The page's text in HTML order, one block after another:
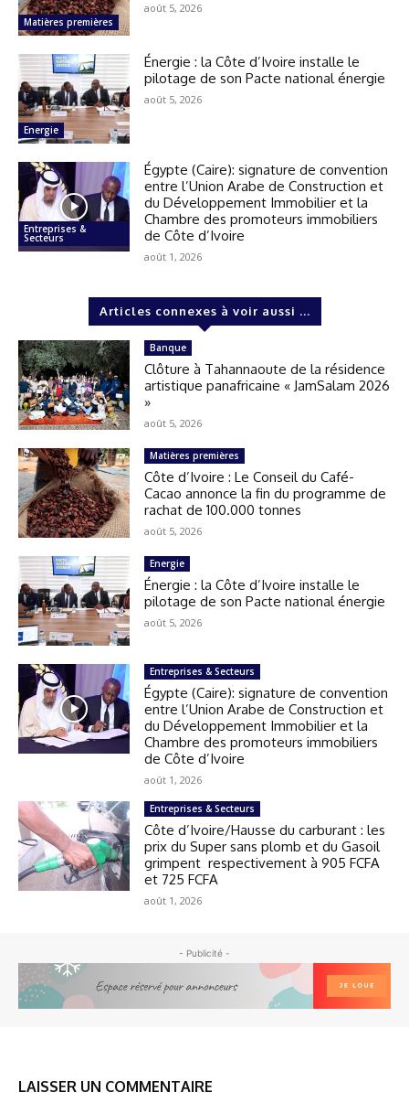
Matières premières
août 5, 2026
Energie
Énergie : la Côte d’Ivoire installe le
pilotage de son Pacte national énergie
août 5, 2026
Entreprises &
Secteurs
Égypte (Caire): signature de convention
entre l’Union Arabe de Construction et
du Développement Immobilier et la
Chambre des promoteurs immobiliers
de Côte d’Ivoire
août 1, 2026
Articles connexes à voir aussi ...
Banque
Clôture à Tahannaoute de la résidence
artistique panafricaine « JamSalam 2026
»
août 5, 2026
Matières premières
Côte d’Ivoire : Le Conseil du Café-
Cacao annonce la fin du programme de
rachat de 100.000 tonnes
août 5, 2026
Energie
Énergie : la Côte d’Ivoire installe le
pilotage de son Pacte national énergie
août 5, 2026
Entreprises & Secteurs
Égypte (Caire): signature de convention
entre l’Union Arabe de Construction et
du Développement Immobilier et la
Chambre des promoteurs immobiliers
de Côte d’Ivoire
août 1, 2026
Entreprises & Secteurs
Côte d’Ivoire/Hausse du carburant : les
prix du Super sans plomb et du Gasoil
grimpent respectivement à 905 FCFA
et 725 FCFA
août 1, 2026
- Publicité -
LAISSER UN COMMENTAIRE